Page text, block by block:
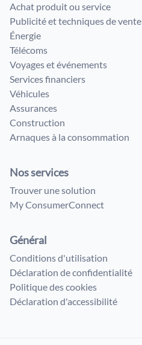
Achat produit ou service
Publicité et techniques de vente
Énergie
Télécoms
Voyages et événements
Services financiers
Véhicules
Assurances
Construction
Arnaques à la consommation
Nos services
Trouver une solution
My ConsumerConnect
Général
Conditions d'utilisation
Déclaration de confidentialité
Politique des cookies
Déclaration d'accessibilité